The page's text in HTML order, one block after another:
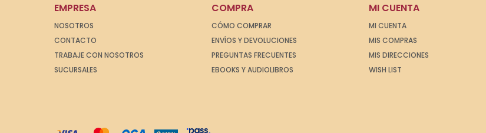
EMPRESA
NOSOTROS
CONTACTO
TRABAJE CON NOSOTROS
SUCURSALES
COMPRA
CÓMO COMPRAR
ENVÍOS Y DEVOLUCIONES
PREGUNTAS FRECUENTES
EBOOKS Y AUDIOLIBROS
MI CUENTA
MI CUENTA
MIS COMPRAS
MIS DIRECCIONES
WISH LIST